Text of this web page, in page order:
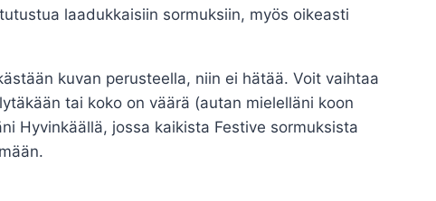
laadukkaisiin sormuksiin, myös oikeasti
kuvan perusteella, niin ei hätää. Voit vaihtaa
tai koko on väärä (autan mielelläni koon
Hyvinkäällä, jossa kaikista Festive sormuksista